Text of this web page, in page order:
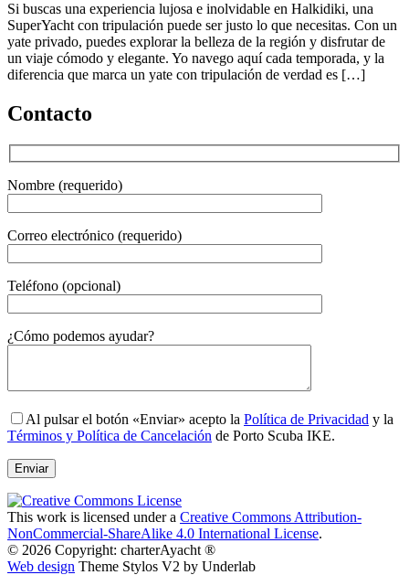
Si buscas una experiencia lujosa e inolvidable en Halkidiki, una
SuperYacht con tripulación puede ser justo lo que necesitas. Con un
yate privado, puedes explorar la belleza de la región y disfrutar de
un viaje cómodo y elegante. Yo navego aquí cada temporada, y la
diferencia que marca un yate con tripulación de verdad es […]
Contacto
Nombre (requerido)
Correo electrónico (requerido)
Teléfono (opcional)
Gender
¿Cómo podemos ayudar?
Al pulsar el botón «Enviar» acepto la Política de Privacidad y la
Términos y Política de Cancelación de Porto Scuba IKE.
This work is licensed under a Creative Commons Attribution-
NonCommercial-ShareAlike 4.0 International License.
© 2026 Copyright: charterAyacht ®
Web design Theme Stylos V2 by Underlab